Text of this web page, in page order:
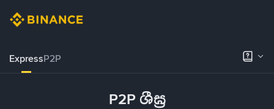
ExpressP2P
P2P ශීඝ්‍ර